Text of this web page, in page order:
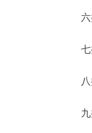
六类
七类
八类
九类